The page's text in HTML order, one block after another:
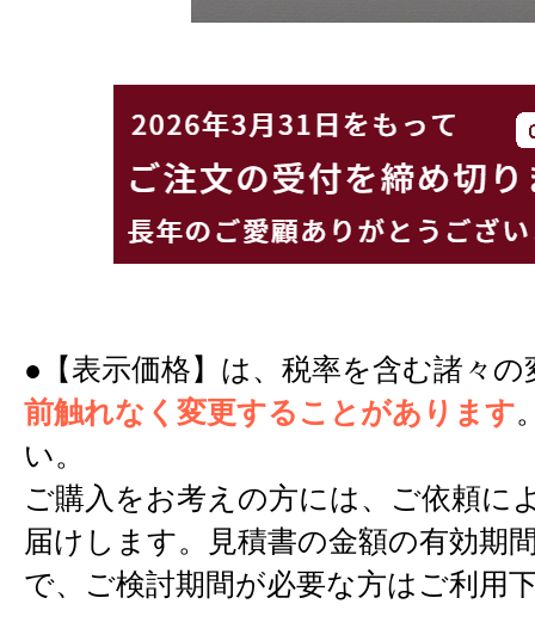
●【表示価格】は、税率を含む諸々
前触れなく変更することがあります
い。
ご購入をお考えの方には、ご依頼に
届けします。見積書の金額の有効期
で、ご検討期間が必要な方はご利用